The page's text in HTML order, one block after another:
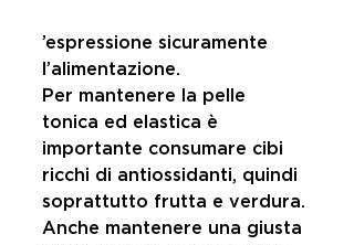
’espressione sicuramente
l’alimentazione.
Per mantenere la pelle
tonica ed elastica è
importante consumare cibi
ricchi di antiossidanti, quindi
soprattutto frutta e verdura.
Anche mantenere una giusta